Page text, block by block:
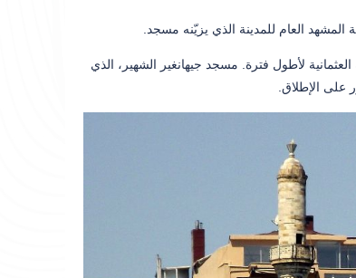
العام للمدينة الذي يزيّنه مسجد.
لأطول فترة. مسجد جيهانغير الشهير، الذي
الإطلاق.